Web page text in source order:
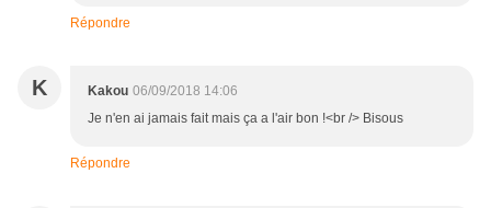
Répondre
K Kakou 06/09/2018 14:06
Je n'en ai jamais fait mais ça a l'air bon !<br /> Bisous
Répondre